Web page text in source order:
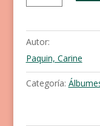
que
ser
una
gallina
cantidad
Autor:
Paquin, Carine
Categoría: